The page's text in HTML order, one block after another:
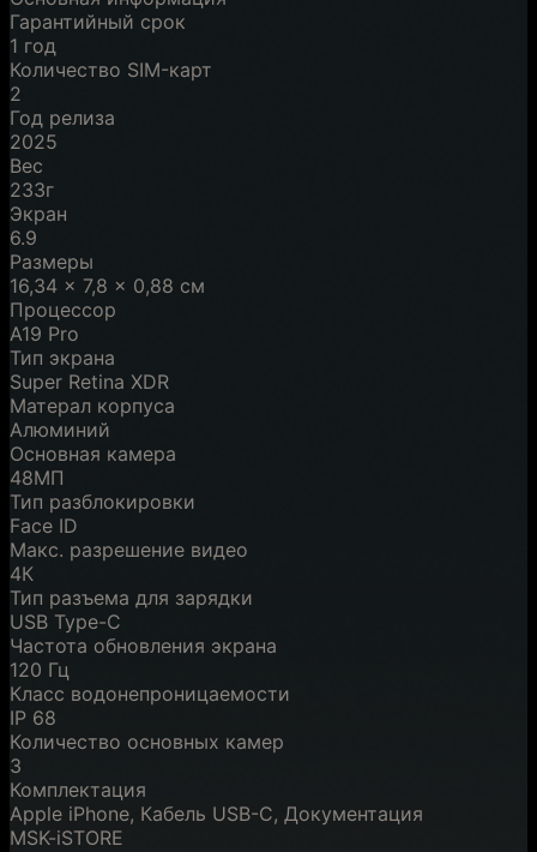
Гарантийный срок
1 год
Количество SIM-карт
2
Год релиза
2025
Вес
233г
Экран
6.9
Размеры
16,34 x 7,8 x 0,88 см
Процессор
A19 Pro
Тип экрана
Super Retina XDR
Матерал корпуса
Алюминий
Основная камера
48МП
Тип разблокировки
Face ID
Макс. разрешение видео
4К
Тип разъема для зарядки
USB Type-C
Частота обновления экрана
120 Гц
Класс водонепроницаемости
IP 68
Количество основных камер
3
Комплектация
Apple iPhone, Кабель USB-C, Документация
MSK-iSTORE